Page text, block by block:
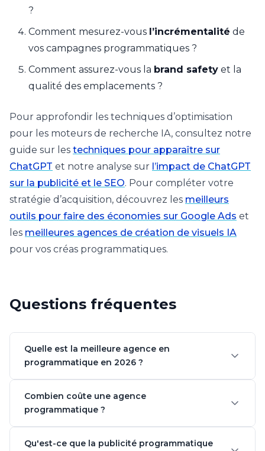
?
Comment mesurez-vous l’incrémentalité de
vos campagnes programmatiques ?
Comment assurez-vous la brand safety et la
qualité des emplacements ?
Pour approfondir les techniques d’optimisation
pour les moteurs de recherche IA, consultez notre
guide sur les techniques pour apparaître sur
ChatGPT et notre analyse sur l’impact de ChatGPT
sur la publicité et le SEO. Pour compléter votre
stratégie d’acquisition, découvrez les meilleurs
outils pour faire des économies sur Google Ads et
les meilleures agences de création de visuels IA
pour vos créas programmatiques.
Questions fréquentes
Quelle est la meilleure agence en
programmatique en 2026 ?
Combien coûte une agence
programmatique ?
Qu'est-ce que la publicité programmatique